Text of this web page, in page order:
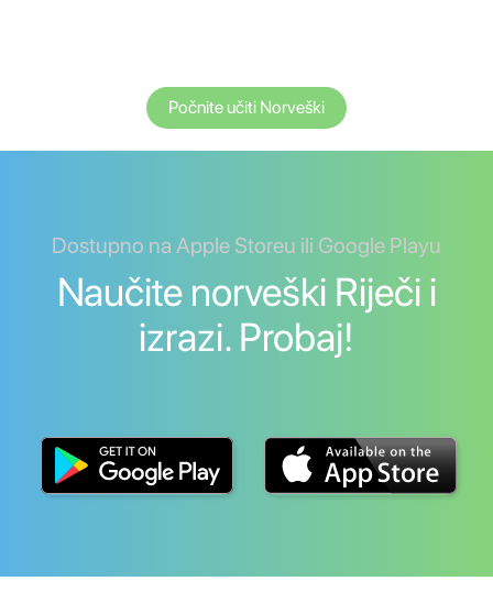
Počnite učiti Norveški
Dostupno na Apple Storeu ili Google Playu
Naučite norveški Riječi i
izrazi. Probaj!